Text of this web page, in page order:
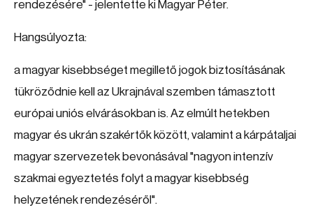
rendezésére" - jelentette ki Magyar Péter.
Hangsúlyozta:
a magyar kisebbséget megillető jogok biztosításának
tükröződnie kell az Ukrajnával szemben támasztott
európai uniós elvárásokban is. Az elmúlt hetekben
magyar és ukrán szakértők között, valamint a kárpátaljai
magyar szervezetek bevonásával "nagyon intenzív
szakmai egyeztetés folyt a magyar kisebbség
helyzetének rendezéséről".